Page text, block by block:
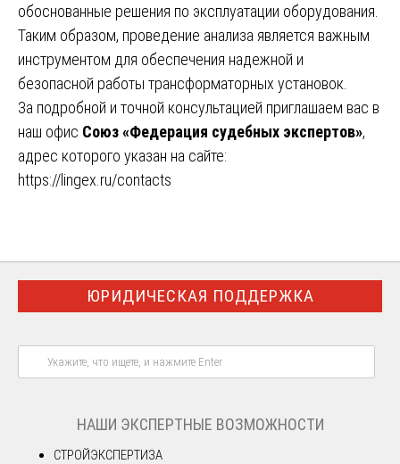
обоснованные решения по эксплуатации оборудования.
Таким образом, проведение анализа является важным
инструментом для обеспечения надежной и
безопасной работы трансформаторных установок.
За подробной и точной консультацией приглашаем вас в
наш офис Союз «Федерация судебных экспертов»,
адрес которого указан на сайте:
https://lingex.ru/contacts
ЮРИДИЧЕСКАЯ ПОДДЕРЖКА
НАШИ ЭКСПЕРТНЫЕ ВОЗМОЖНОСТИ
СТРОЙЭКСПЕРТИЗА